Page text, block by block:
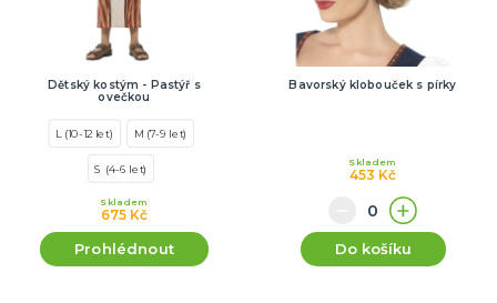
Dětský kostým - Pastýř s
ovečkou
L (10-12 let) M (7-9 let)
S (4-6 let)
675 Kč
Skladem
Prohlédnout
Bavorský klobouček s pírky
453 Kč
Skladem
Do košíku